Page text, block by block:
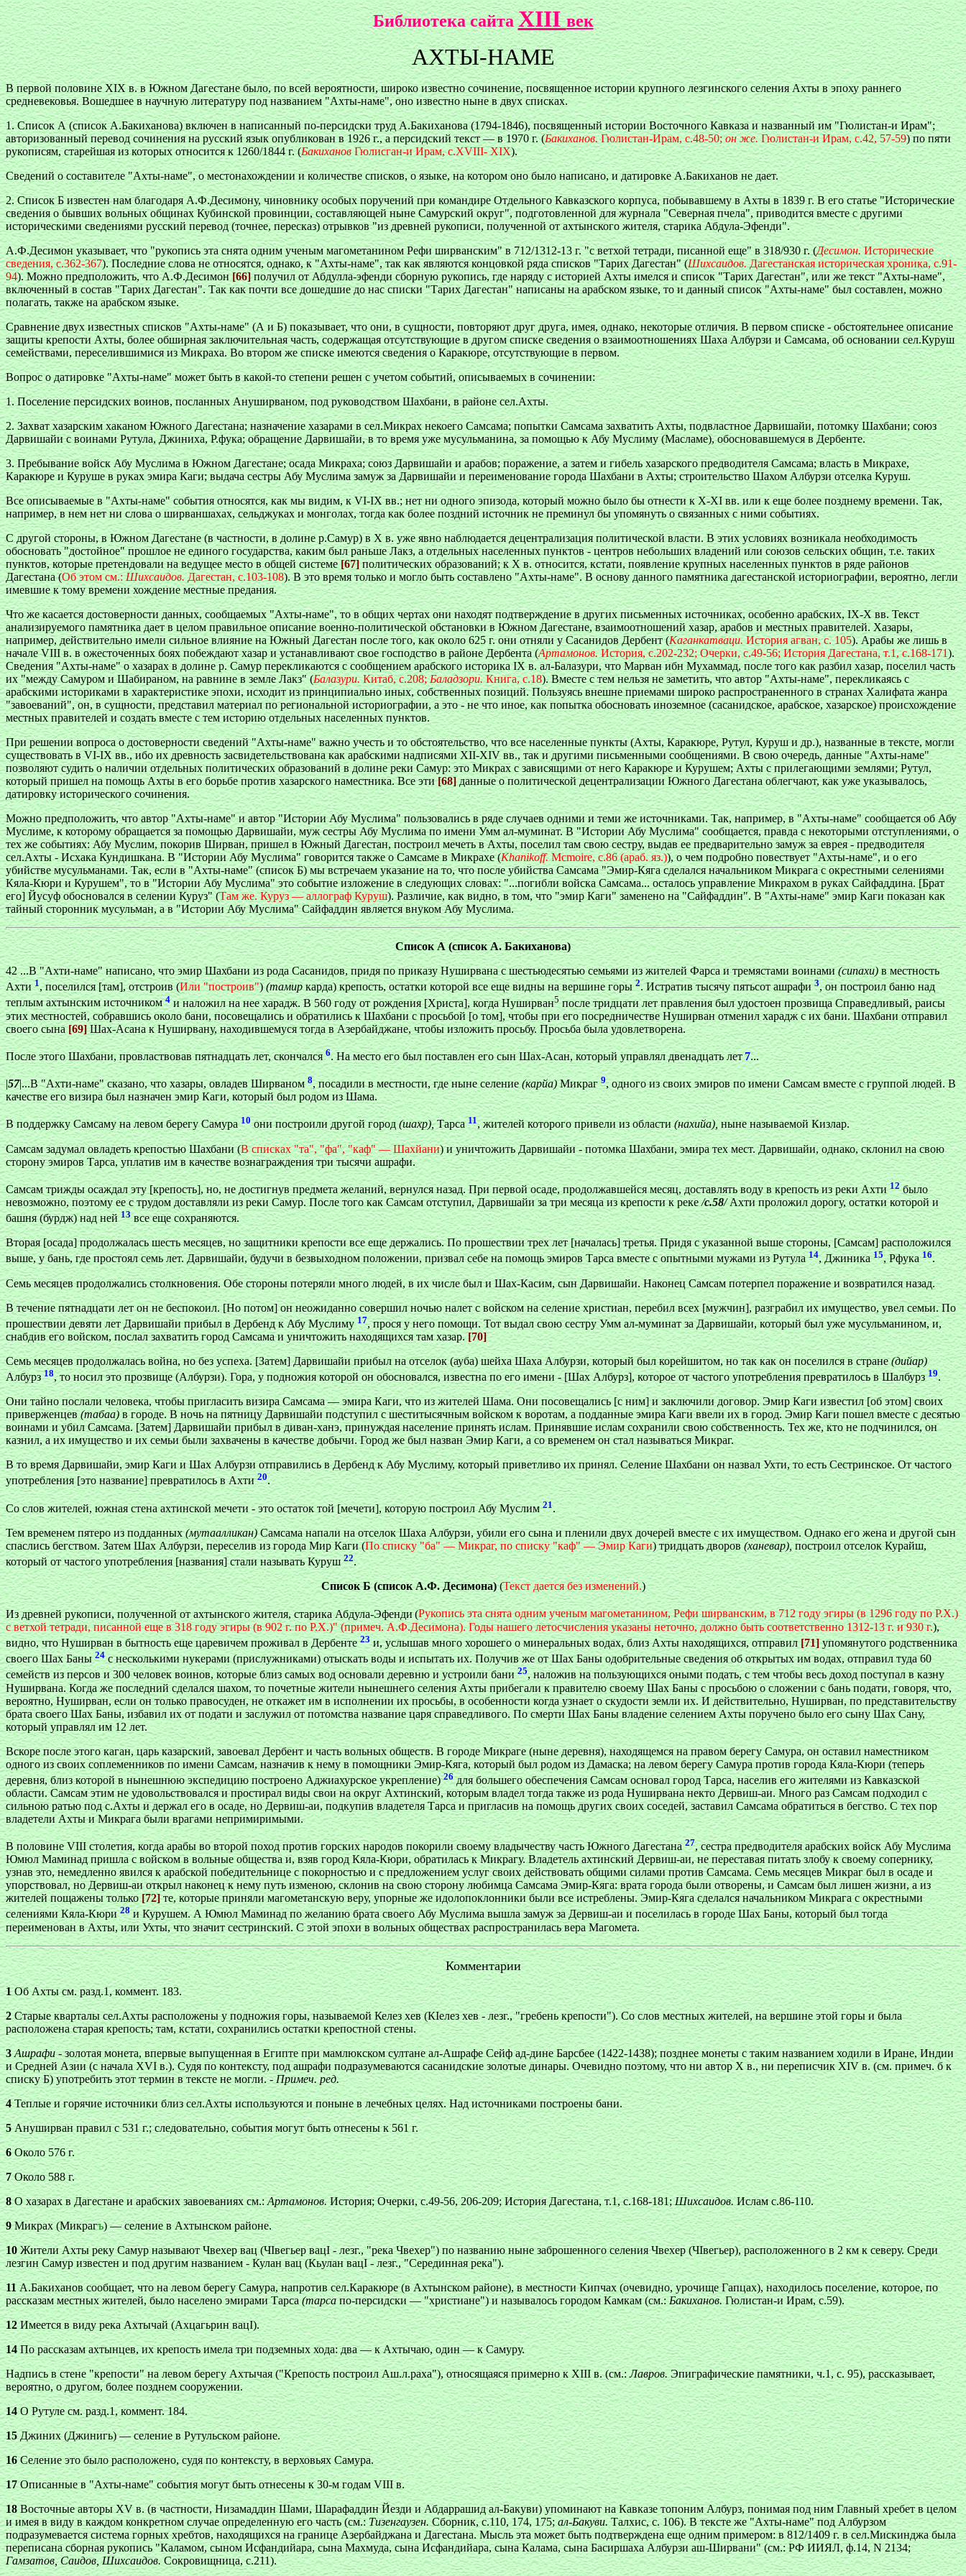
Библиотека сайта XIIIвек
АХТЫ-НАМЕ
В первой половине XIX в. в Южном Дагестане было, по всей вероятности, широко известно сочинение, посвященное истории крупного лезгинского селения Ахты в эпоху раннего
средневековья. Вошедшее в научную литературу под названием "Ахты-наме", оно известно ныне в двух списках.
1. Список А (список А.Бакиханова) включен в написанный по-персидски труд А.Бакиханова (1794-1846), посвященный истории Восточного Кавказа и названный им "Гюлистан-и Ирам";
авторизованный перевод сочинения на русский язык опубликован в 1926 г., а персидский текст — в 1970 г. (Бакиханов.Гюлистан-Ирам, с.48-50;он же.Гюлистан-и Ирам, с.42, 57-59) по пяти
рукописям, старейшая из которых относится к 1260/1844 г. (БакихановГюлисган-и Ирам, с.XVIII- XIX).
Сведений о составителе "Ахты-наме", о местонахождении и количестве списков, о языке, на котором оно было написано, и датировке А.Бакиханов не дает.
2. Список Б известен нам благодаря А.Ф.Десимону, чиновнику особых поручений при командире Отдельного Кавказского корпуса, побывавшему в Ахты в 1839 г. В его статье "Исторические
сведения о бывших вольных общинах Кубинской провинции, составляющей ныне Самурский округ", подготовленной для журнала "Северная пчела", приводится вместе с другими
историческими сведениями русский перевод (точнее, пересказ) отрывков "из древней рукописи, полученной от ахтынского жителя, старика Абдула-Эфенди".
А.Ф.Десимон указывает, что "рукопись эта снята одним ученым магометанином Рефи ширванским" в 712/1312-13 г. "с ветхой тетради, писанной еще" в 318/930 г. (Десимон.Исторические
сведения, с.362-367). Последние слова не относятся, однако, к "Ахты-наме", так как являются концовкой ряда списков "Тарих Дагестан" (Шихсаидов.Дагестанская историческая хроника, с.91-
94). Можно предположить, что А.Ф.Десимон[66] получил от Абдулла-эфенди сборную рукопись, где наряду с историей Ахты имелся и список "Тарих Дагестан", или же текст "Ахты-наме",
включенный в состав "Тарих Дагестан". Так как почти все дошедшие до нас списки "Тарих Дагестан" написаны на арабском языке, то и данный список "Ахты-наме" был составлен, можно
полагать, также на арабском языке.
Сравнение двух известных списков "Ахты-наме" (А и Б) показывает, что они, в сущности, повторяют друг друга, имея, однако, некоторые отличия. В первом списке - обстоятельнее описание
защиты крепости Ахты, более обширная заключительная часть, содержащая отсутствующие в другом списке сведения о взаимоотношениях Шаха Албурзи и Самсама, об основании сел.Куруш
семействами, переселившимися из Микраха. Во втором же списке имеются сведения о Каракюре, отсутствующие в первом.
Вопрос о датировке "Ахты-наме" может быть в какой-то степени решен с учетом событий, описываемых в сочинении:
1. Поселение персидских воинов, посланных Ануширваном, под руководством Шахбани, в районе сел.Ахты.
2. Захват хазарским хаканом Южного Дагестана; назначение хазарами в сел.Микрах некоего Самсама; попытки Самсама захватить Ахты, подвластное Дарвишайи, потомку Шахбани; союз
Дарвишайи с воинами Рутула, Джиниха, Р.фука; обращение Дарвишайи, в то время уже мусульманина, за помощью к Абу Муслиму (Масламе), обосновавшемуся в Дербенте.
3. Пребывание войск Абу Муслима в Южном Дагестане; осада Микраха; союз Дарвишайи и арабов; поражение, а затем и гибель хазарского предводителя Самсама; власть в Микрахе,
Каракюре и Куруше в руках эмира Каги; выдача сестры Абу Муслима замуж за Дарвишайи и переименование города Шахбани в Ахты; строительство Шахом Албурзи отселка Куруш.
Все описываемые в "Ахты-наме" события относятся, как мы видим, к VI-IX вв.; нет ни одного эпизода, который можно было бы отнести к X-XI вв. или к еще более позднему времени. Так,
например, в нем нет ни слова о ширваншахах, сельджуках и монголах, тогда как более поздний источник не преминул бы упомянуть о связанных с ними событиях.
С другой стороны, в Южном Дагестане (в частности, в долине р.Самур) в X в. уже явно наблюдается децентрализация политической власти. В этих условиях возникала необходимость
обосновать "достойное" прошлое не единого государства, каким был раньше Лакз, а отдельных населенных пунктов - центров небольших владений или союзов сельских общин, т.е. таких
пунктов, которые претендовали на ведущее место в общей системе[67]политических образований; к X в. относится, кстати, появление крупных населенных пунктов в ряде районов
Дагестана (Об этом см.:Шихсаидов.Дагестан, с.103-108). В это время только и могло быть составлено "Ахты-наме". В основу данного памятника дагестанской историографии, вероятно, легли
имевшие к тому времени хождение местные предания.
Что же касается достоверности данных, сообщаемых "Ахты-наме", то в общих чертах они находят подтверждение в других письменных источниках, особенно арабских, IX-X вв. Текст
анализируемого памятника дает в целом правильное описание военно-политической обстановки в Южном Дагестане, взаимоотношений хазар, арабов и местных правителей. Хазары,
например, действительно имели сильное влияние на Южный Дагестан после того, как около 625 г. они отняли у Сасанидов Дербент (Каганкатваци.История агван, с. 105). Арабы же лишь в
начале VIII в. в ожесточенных боях побеждают хазар и устанавливают свое господство в районе Дербента (Артамонов.История, с.202-232; Очерки, с.49-56; История Дагестана, т.1, с.168-171).
Сведения "Ахты-наме" о хазарах в долине р. Самур перекликаются с сообщением арабского историка IX в. ал-Балазури, что Марван ибн Мухаммад, после того как разбил хазар, поселил часть
их "между Самуром и Шабираном, на равнине в земле Лакз" (Балазури.Китаб, с.208;Баладзори.Книга, с.18). Вместе с тем нельзя не заметить, что автор "Ахты-наме", перекликаясь с
арабскими историками в характеристике эпохи, исходит из принципиально иных, собственных позиций. Пользуясь внешне приемами широко распространенного в странах Халифата жанра
"завоеваний", он, в сущности, представил материал по региональной историографии, а это - не что иное, как попытка обосновать иноземное (сасанидское, арабское, хазарское) происхождение
местных правителей и создать вместе с тем историю отдельных населенных пунктов.
При решении вопроса о достоверности сведений "Ахты-наме" важно учесть и то обстоятельство, что все населенные пункты (Ахты, Каракюре, Рутул, Куруш и др.), названные в тексте, могли
существовать в VI-IX вв., ибо их древность засвидетельствована как арабскими надписями XII-XIV вв., так и другими письменными сообщениями. В свою очередь, данные "Ахты-наме"
позволяют судить о наличии отдельных политических образований в долине реки Самур: это Микрах с зависящими от него Каракюре и Курушем; Ахты с прилегающими землями; Рутул,
который пришел на помощь Ахты в его борьбе против хазарского наместника. Все эти[68]данные о политической децентрализации Южного Дагестана облегчают, как уже указывалось,
датировку исторического сочинения.
Можно предположить, что автор "Ахты-наме" и автор "Истории Абу Муслима" пользовались в ряде случаев одними и теми же источниками. Так, например, в "Ахты-наме" сообщается об Абу
Муслиме, к которому обращается за помощью Дарвишайи, муж сестры Абу Муслима по имени Умм ал-муминат. В "Истории Абу Муслима" сообщается, правда с некоторыми отступлениями, о
тех же событиях: Абу Муслим, покорив Ширван, пришел в Южный Дагестан, построил мечеть в Ахты, поселил там свою сестру, выдав ее предварительно замуж за еврея - предводителя
сел.Ахты - Исхака Кундишкана. В "Истории Абу Муслима" говорится также о Самсаме в Микрахе (Khanikoff.Mcmoire, с.86 (араб. яз.)), о чем подробно повествует "Ахты-наме", и о его
убийстве мусульманами. Так, если в "Ахты-наме" (список Б) мы встречаем указание на то, что после убийства Самсама "Эмир-Кяга сделался начальником Микрага с окрестными селениями
Кяла-Кюри и Курушем", то в "Истории Абу Муслима" это событие изложение в следующих словах: "...погибли войска Самсама... осталось управление Микрахом в руках Сайфаддина. [Брат
его] Йусуф обосновался в селении Куруз" (Там же. Куруз — аллограф Куруш). Различие, как видно, в том, что "эмир Каги" заменено на "Сайфаддин". В "Ахты-наме" эмир Каги показан как
тайный сторонник мусульман, а в "Истории Абу Муслима" Сайфаддин является внуком Абу Муслима.
Список А (список А. Бакиханова)
42 ...В "Ахти-наме" написано, что эмир Шахбани из рода Сасанидов, придя по приказу Нуширвана с шестьюдесятью семьями из жителей Фарса и тремястами воинами(сипахи)в местность
Ахти1, поселился [там], отстроив (Или "построив")(тамиркарда) крепость, остатки которой все еще видны на вершине горы 2. Истратив тысячу пятьсот ашрафи3, он построил баню над
теплым ахтынским источником4и наложил на нее харадж. В 560 году от рождения [Христа], когда Нуширван5после тридцати лет правления был удостоен прозвища Справедливый, раисы
этих местностей, собравшись около бани, посовещались и обратились к Шахбани с просьбой [о том], чтобы при его посредничестве Нуширван отменил харадж с их бани. Шахбани отправил
своего сына[69] Шах-Асана к Нуширвану, находившемуся тогда в Азербайджане, чтобы изложить просьбу. Просьба была удовлетворена.
После этого Шахбани, провластвовав пятнадцать лет, скончался6. На место его был поставлен его сын Шах-Асан, который управлял двенадцать лет7...
|57|...В "Ахти-наме" сказано, что хазары, овладев Ширваном 8, посадили в местности, где ныне селение(карйа)Микраг9, одного из своих эмиров по имени Самсам вместе с группой людей. В
качестве его визира был назначен эмир Каги, который был родом из Шама.
В поддержку Самсаму на левом берегу Самура10они построили другой город(шахр),Тарса11, жителей которого привели из области(нахийа),ныне называемой Кизлар.
Самсам задумал овладеть крепостью Шахбани (В списках "та", "фа", "каф" — Шахйани) и уничтожить Дарвишайи - потомка Шахбани, эмира тех мест. Дарвишайи, однако, склонил на свою
сторону эмиров Тарса, уплатив им в качестве вознаграждения три тысячи ашрафи.
Самсам трижды осаждал эту [крепость], но, не достигнув предмета желаний, вернулся назад. При первой осаде, продолжавшейся месяц, доставлять воду в крепость из реки Ахти12было
невозможно, поэтому ее с трудом доставляли из реки Самур. После того как Самсам отступил, Дарвишайи за три месяца из крепости к реке/с.58/Ахти проложил дорогу, остатки которой и
башня (бурдж) над ней13все еще сохраняются.
Вторая [осада] продолжалась шесть месяцев, но защитники крепости все еще держались. По прошествии трех лет [началась] третья. Придя с указанной выше стороны, [Самсам] расположился
выше, у бань, где простоял семь лет. Дарвишайи, будучи в безвыходном положении, призвал себе на помощь эмиров Тарса вместе с опытными мужами из Рутула14, Джиника15, Рфука16.
Семь месяцев продолжались столкновения. Обе стороны потеряли много людей, в их числе был и Шах-Касим, сын Дарвишайи. Наконец Самсам потерпел поражение и возвратился назад.
В течение пятнадцати лет он не беспокоил. [Но потом] он неожиданно совершил ночью налет с войском на селение христиан, перебил всех [мужчин], разграбил их имущество, увел семьи. По
прошествии девяти лет Дарвишайи прибыл в Дербенд к Абу Муслиму 17, прося у него помощи. Тот выдал свою сестру Умм ал-муминат за Дарвишайи, который был уже мусульманином, и,
снабдив его войском, послал захватить город Самсама и уничтожить находящихся там хазар.[70]
Семь месяцев продолжалась война, но без успеха. [Затем] Дарвишайи прибыл на отселок (ауба) шейха Шаха Албурзи, который был корейшитом, но так как он поселился в стране(дийар)
Албурз18, то носил это прозвище (Албурзи). Гора, у подножия которой он обосновался, известна по его имени - [Шах Албурз], которое от частого употребления превратилось в Шалбурз19.
Они тайно послали человека, чтобы пригласить визира Самсама — эмира Каги, что из жителей Шама. Они посовещались [с ним] и заключили договор. Эмир Каги известил [об этом] своих
приверженцев(табаа)в городе. В ночь на пятницу Дарвишайи подступил с шеститысячным войском к воротам, а подданные эмира Каги ввели их в город. Эмир Каги пошел вместе с десятью
воинами и убил Самсама. [Затем] Дарвишайи прибыл в диван-ханэ, принуждая население принять ислам. Принявшие ислам сохранили свою собственность. Тех же, кто не подчинился, он
казнил, а их имущество и их семьи были захвачены в качестве добычи. Город же был назван Эмир Каги, а со временем он стал называться Микраг.
В то время Дарвишайи, эмир Каги и Шах Албурзи отправились в Дербенд к Абу Муслиму, который приветливо их принял. Селение Шахбани он назвал Ухти, то есть Сестринское. От частого
употребления [это название] превратилось в Ахти20.
Со слов жителей, южная стена ахтинской мечети - это остаток той [мечети], которую построил Абу Муслим21.
Тем временем пятеро из подданных(мутаалликан)Самсама напали на отселок Шаха Албурзи, убили его сына и пленили двух дочерей вместе с их имуществом. Однако его жена и другой сын
спаслись бегством. Затем Шах Албурзи, переселив из города Мир Каги (По списку "ба" — Микраг, по списку "каф" — Эмир Каги) тридцать дворов (ханевар),построил отселок Курайш,
который от частого употребления [названия] стали называть Куруш22.
Список Б (список А.Ф. Десимона)(Текст дается без изменений.)
Из древней рукописи, полученной от ахтынского жителя, старика Абдула-Эфенди(Рукопись эта снята одним ученым магометанином, Рефи ширванским, в 712 году эгиры (в 1296 году по Р.Х.)
с ветхой тетради, писанной еще в 318 году эгиры (в 902 г. по Р.Х.)" (примеч. А.Ф.Десимона). Годы нашего летосчисления указаны неточно, должно быть соответственно 1312-13 г. и 930 г.),
видно, что Нуширван в бытность еще царевичем проживал в Дербенте 23и, услышав много хорошего о минеральных водах, близ Ахты находящихся, отправил[71]упомянутого родственника
своего Шах Баны24с несколькими нукерами (прислужниками) отыскать воды и испытать их. Получив же от Шах Баны одобрительные сведения об открытых им водах, отправил туда 60
семейств из персов и 300 человек воинов, которые близ самых вод основали деревню и устроили бани25, наложив на пользующихся оными подать, с тем чтобы весь доход поступал в казну
Нуширвана. Когда же последний сделался шахом, то почетные жители нынешнего селения Ахты прибегали к правителю своему Шах Баны с просьбою о сложении с бань подати, говоря, что,
вероятно, Нуширван, если он только правосуден, не откажет им в исполнении их просьбы, в особенности когда узнает о скудости земли их. И действительно, Нуширван, по представительству
брата своего Шах Баны, избавил их от подати и заслужил от потомства название царя справедливого. По смерти Шах Баны владение селением Ахты поручено было его сыну Шах Сану,
который управлял им 12 лет.
Вскоре после этого каган, царь казарский, завоевал Дербент и часть вольных обществ. В городе Микраге (ныне деревня), находящемся на правом берегу Самура, он оставил наместником
одного из своих соплеменников по имени Самсам, назначив к нему в помощники Эмир-Кяга, который был родом из Дамаска; на левом берегу Самура против города Кяла-Кюри (теперь
деревня, близ которой в нынешнюю экспедицию построено Аджиахурское укрепление)26для большего обеспечения Самсам основал город Тарса, населив его жителями из Кавказской
области. Самсам этим не удовольствовался и простирал виды свои на округ Ахтинский, которым владел тогда также из рода Нуширвана некто Дервиш-аи. Много раз Самсам подходил с
сильною ратью под с.Ахты и держал его в осаде, но Дервиш-аи, подкупив владетеля Тарса и пригласив на помощь других своих соседей, заставил Самсама обратиться в бегство. С тех пор
владетели Ахты и Микрага были врагами непримиримыми.
В половине VIII столетия, когда арабы во второй поход против горских народов покорили своему владычеству часть Южного Дагестана27, сестра предводителя арабских войск Абу Муслима
Юмюл Маминад пришла с войском в вольные общества и, взяв город Кяла-Кюри, обратилась к Микрагу. Владетель ахтинский Дервиш-аи, не переставая питать злобу к своему сопернику,
узнав это, немедленно явился к арабской победительнице с покорностью и с предложением услуг своих действовать общими силами против Самсама. Семь месяцев Микраг был в осаде и
упорствовал, но Дервиш-аи открыл наконец к нему путь изменою, склонив на свою сторону любимца Самсама Эмир-Кяга: врата города были отворены, и Самсам был лишен жизни, а из
жителей пощажены только[72]те, которые приняли магометанскую веру, упорные же идолопоклонники были все истреблены. Эмир-Кяга сделался начальником Микрага с окрестными
селениями Кяла-Кюри28и Курушем. А Юмюл Маминад по желанию брата своего Абу Муслима вышла замуж за Дервиш-аи и поселилась в городе Шах Баны, который был тогда
переименован в Ахты, или Ухты, что значит сестринский. С этой эпохи в вольных обществах распространилась вера Магомета.
Комментарии
1Об Ахты см. разд.1, коммент. 183.
2Старые кварталы сел.Ахты расположены у подножия горы, называемой Келез хев (КІелез хев - лезг., "гребень крепости"). Со слов местных жителей, на вершине этой горы и была
расположена старая крепость; там, кстати, сохранились остатки крепостной стены.
3Ашрафи -золотая монета, впервые выпущенная в Египте при мамлюкском султане ал-Ашрафе Сейф ад-дине Барсбее (1422-1438); позднее монеты с таким названием ходили в Иране, Индии
и Средней Азии (с начала XVI в.). Судя по контексту, под ашрафи подразумеваются сасанидские золотые динары. Очевидно поэтому, что ни автор X в., ни переписчик XIV в. (см. примеч. б к
списку Б) употребить этот термин в тексте не могли. -Примеч. ред.
4Теплые и горячие источники близ сел.Ахты используются и поныне в лечебных целях. Над источниками построены бани.
5Ануширван правил с 531 г.; следовательно, события могут быть отнесены к 561 г.
6Около 576 г.
7Около 588 г.
8О хазарах в Дагестане и арабских завоеваниях см.:Артамонов.История; Очерки, с.49-56, 206-209; История Дагестана, т.1, с.168-181;Шихсаидов.Ислам с.86-110.
9Микрах (Микрагъ) — селение в Ахтынском районе.
10Жители Ахты реку Самур называют Чвехер вац (ЧІвегьер вацІ - лезг., "река Чвехер") по названию ныне заброшенного селения Чвехер (ЧІвегьер), расположенного в 2 км к северу. Среди
лезгин Самур известен и под другим названием - Кулан вац (Кьулан вацІ - лезг., "Серединная река").
11А.Бакиханов сообщает, что на левом берегу Самура, напротив сел.Каракюре (в Ахтынском районе), в местности Кипчах (очевидно, урочище Гапцах), находилось поселение, которое, по
рассказам местных жителей, было населено эмирами Тарса(тарсапо-персидски — "христиане") и называлось городом Камкам (см.:Бакиханов.Гюлистан-и Ирам, с.59).
12Имеется в виду река Ахтычай (Ахцагьрин вацІ).
14По рассказам ахтынцев, их крепость имела три подземных хода: два — к Ахтычаю, один — к Самуру.
Надпись в стене "крепости" на левом берегу Ахтычая ("Крепость построил Аш.л.раха"), относящаяся примерно к XIII в. (см.:Лавров.Эпиграфические памятники, ч.1, с. 95), рассказывает,
вероятно, о другом, более позднем сооружении.
14О Рутуле см. разд.1, коммент. 184.
15Джиних (Джинигь) — селение в Рутульском районе.
16Селение это было расположено, судя по контексту, в верховьях Самура.
17Описанные в "Ахты-наме" события могут быть отнесены к 30-м годам VIII в.
18Восточные авторы XV в. (в частности, Низамаддин Шами, Шарафаддин Йезди и Абдаррашид ал-Бакуви) упоминают на Кавказе топоним Албурз, понимая под ним Главный хребет в целом
и имея в виду в каждом конкретном случае определенную его часть (см.:Тизенгаузен.Сборник, с.110, 174, 175; ал-Бакуви.Талхис, с. 106). В тексте же "Ахты-наме" под Албурзом
подразумевается система горных хребтов, находящихся на границе Азербайджана и Дагестана. Мысль эта может быть подтверждена еще одним примером: в 812/1409 г. в сел.Мискинджа была
переписана сборная рукопись "Каламом, сыном Исфандийара, сына Махмуда, сына Исфандийара, сына Калама, сына Басиршаха Албурзи аш-Ширвани" (см.: РФ ИИЯЛ, ф.14, N 2134;
Гамзатов, Саидов, Шихсаидов.Сокровищница, с.211).